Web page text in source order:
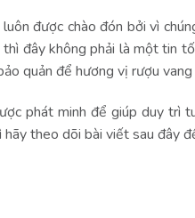
được chào đón bởi vì
đây không phải là một tin
quản để hương vị rượu
phát minh để giúp duy trì
theo dõi bài viết sau đây